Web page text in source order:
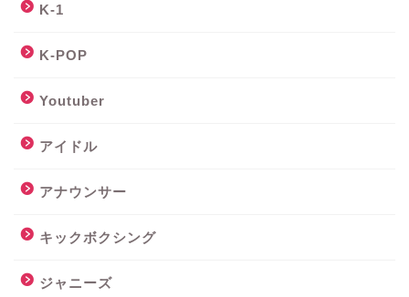
K-1
K-POP
Youtuber
アイドル
アナウンサー
キックボクシング
ジャニーズ